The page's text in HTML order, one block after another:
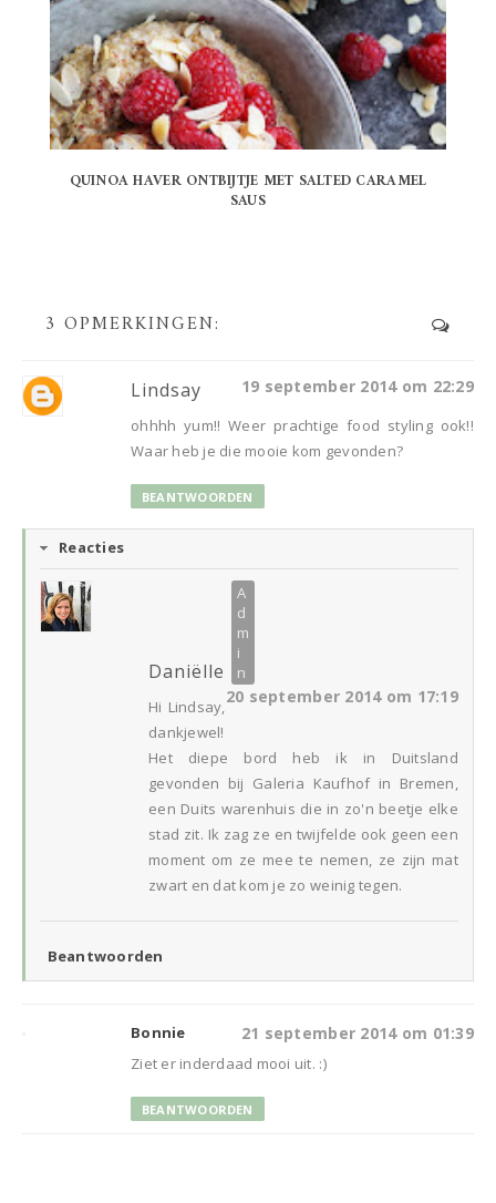
QUINOA HAVER ONTBIJTJE MET SALTED CARAMEL
SAUS
3 OPMERKINGEN:
Lindsay 19 september 2014 om 22:29
ohhhh yum!! Weer prachtige food styling ook!!
Waar heb je die mooie kom gevonden?
BEANTWOORDEN
Reacties
Daniëlle
20 september 2014 om 17:19
Hi Lindsay,
dankjewel!
Het diepe bord heb ik in Duitsland
gevonden bij Galeria Kaufhof in Bremen,
een Duits warenhuis die in zo'n beetje elke
stad zit. Ik zag ze en twijfelde ook geen een
moment om ze mee te nemen, ze zijn mat
zwart en dat kom je zo weinig tegen.
Beantwoorden
Bonnie 21 september 2014 om 01:39
Ziet er inderdaad mooi uit. :)
BEANTWOORDEN